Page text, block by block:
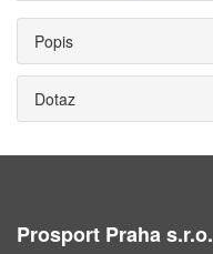
Popis
Dotaz
Prosport Praha s.r.o.